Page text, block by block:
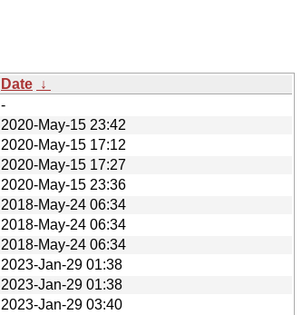
Date ↓
-
2020-May-15 23:42
2020-May-15 17:12
2020-May-15 17:27
2020-May-15 23:36
2018-May-24 06:34
2018-May-24 06:34
2018-May-24 06:34
2023-Jan-29 01:38
2023-Jan-29 01:38
2023-Jan-29 03:40